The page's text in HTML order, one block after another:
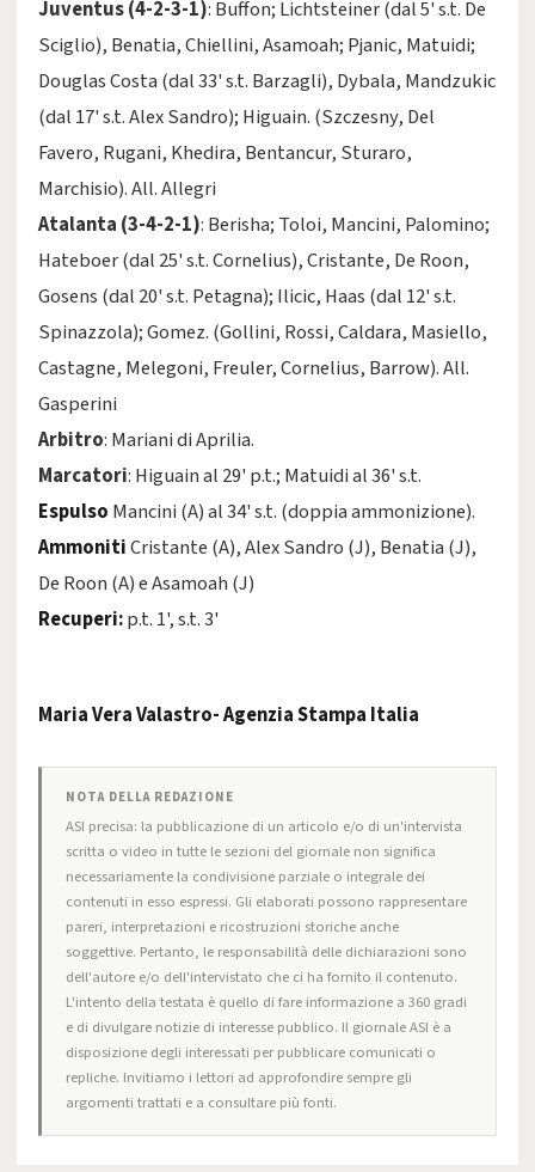
Juventus (4-2-3-1): Buffon; Lichtsteiner (dal 5' s.t. De
Sciglio), Benatia, Chiellini, Asamoah; Pjanic, Matuidi;
Douglas Costa (dal 33' s.t. Barzagli), Dybala, Mandzukic
(dal 17' s.t. Alex Sandro); Higuain. (Szczesny, Del
Favero, Rugani, Khedira, Bentancur, Sturaro,
Marchisio). All. Allegri
Atalanta (3-4-2-1): Berisha; Toloi, Mancini, Palomino;
Hateboer (dal 25' s.t. Cornelius), Cristante, De Roon,
Gosens (dal 20' s.t. Petagna); Ilicic, Haas (dal 12' s.t.
Spinazzola); Gomez. (Gollini, Rossi, Caldara, Masiello,
Castagne, Melegoni, Freuler, Cornelius, Barrow). All.
Gasperini
Arbitro: Mariani di Aprilia.
Marcatori: Higuain al 29' p.t.; Matuidi al 36' s.t.
Espulso Mancini (A) al 34' s.t. (doppia ammonizione).
AmmonitiCristante (A), Alex Sandro (J), Benatia (J),
De Roon (A) e Asamoah (J)
Recuperi:p.t. 1', s.t. 3'
Maria Vera Valastro- Agenzia Stampa Italia
NOTA DELLA REDAZIONE
ASI precisa: la pubblicazione di un articolo e/o di un'intervista
scritta o video in tutte le sezioni del giornale non significa
necessariamente la condivisione parziale o integrale dei
contenuti in esso espressi. Gli elaborati possono rappresentare
pareri, interpretazioni e ricostruzioni storiche anche
soggettive. Pertanto, le responsabilità delle dichiarazioni sono
dell'autore e/o dell'intervistato che ci ha fornito il contenuto.
L'intento della testata è quello di fare informazione a 360 gradi
e di divulgare notizie di interesse pubblico. Il giornale ASI è a
disposizione degli interessati per pubblicare comunicati o
repliche. Invitiamo i lettori ad approfondire sempre gli
argomenti trattati e a consultare più fonti.